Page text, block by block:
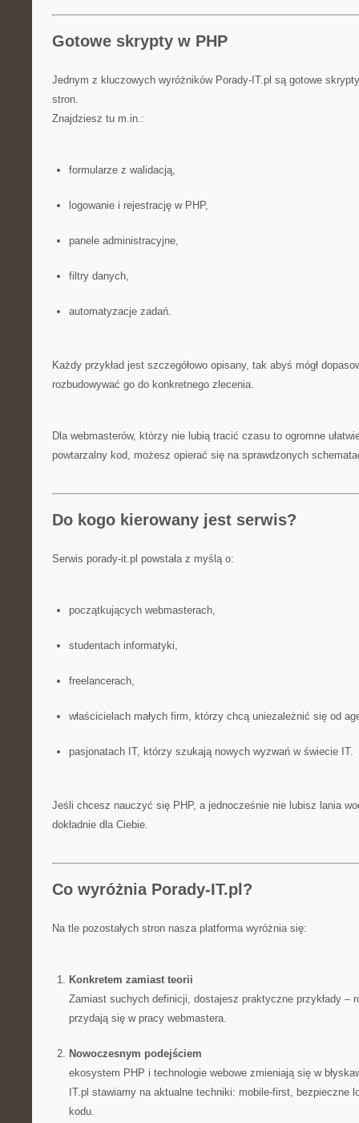
Gotowe skrypty w PHP
Jednym z kluczowych wyróżników Porady-IT.pl są gotowe
stron.
Znajdziesz tu m.in.:
formularze z walidacją,
logowanie i rejestrację w PHP,
panele administracyjne,
filtry danych,
automatyzacje zadań.
Każdy przykład jest szczegółowo opisany, tak abyś mógł
rozbudowywać go do konkretnego zlecenia.
Dla webmasterów, którzy nie lubią tracić czasu to ogromne
powtarzalny kod, możesz opierać się na sprawdzonych
Do kogo kierowany jest serwis?
Serwis porady-it.pl powstała z myślą o:
początkujących webmasterach,
studentach informatyki,
freelancerach,
właścicielach małych firm, którzy chcą uniezależnić się od
pasjonatach IT, którzy szukają nowych wyzwań w świecie IT.
Jeśli chcesz nauczyć się PHP, a jednocześnie nie lubisz lania
dokładnie dla Ciebie.
Co wyróżnia Porady-IT.pl?
Na tle pozostałych stron nasza platforma wyróżnia się:
Konkretem zamiast teorii
Zamiast suchych definicji, dostajesz praktyczne przykłady –
przydają się w pracy webmastera.
Nowoczesnym podejściem
ekosystem PHP i technologie webowe zmieniają się w
IT.pl stawiamy na aktualne techniki: mobile-first, bezpieczne
kodu.